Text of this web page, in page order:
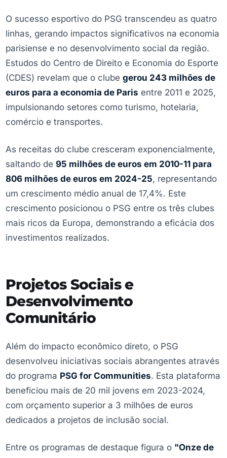
O sucesso esportivo do PSG transcendeu as quatro
linhas, gerando impactos significativos na economia
parisiense e no desenvolvimento social da região.
Estudos do Centro de Direito e Economia do Esporte
(CDES) revelam que o clube gerou 243 milhões de
euros para a economia de Paris entre 2011 e 2025,
impulsionando setores como turismo, hotelaria,
comércio e transportes.
As receitas do clube cresceram exponencialmente,
saltando de 95 milhões de euros em 2010-11 para
806 milhões de euros em 2024-25, representando
um crescimento médio anual de 17,4%. Este
crescimento posicionou o PSG entre os três clubes
mais ricos da Europa, demonstrando a eficácia dos
investimentos realizados.
Projetos Sociais e
Desenvolvimento
Comunitário
Além do impacto econômico direto, o PSG
desenvolveu iniciativas sociais abrangentes através
do programa PSG for Communities. Esta plataforma
beneficiou mais de 20 mil jovens em 2023-2024,
com orçamento superior a 3 milhões de euros
dedicados a projetos de inclusão social.
Entre os programas de destaque figura o "Onze de